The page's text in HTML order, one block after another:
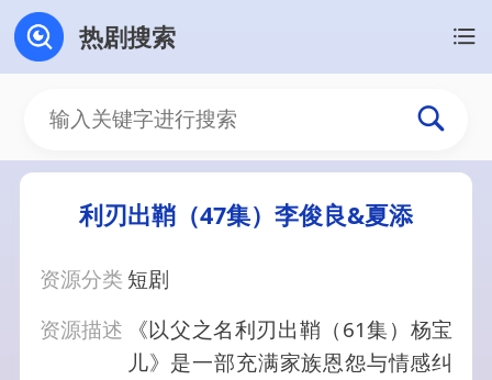
热剧搜索
利刃出鞘（47集）李俊良&夏添
资源分类 短剧
资源描述
《以父之名利刃出鞘（61集）杨宝
儿》是一部充满家族恩怨与情感纠